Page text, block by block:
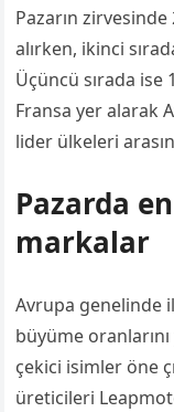
Pazarın
alırken, ikinci
Üçüncü sırada ise
Fransa yer alarak
lider ülkeleri
Pazarda
markalar
Avrupa genelinde
büyüme
çekici isimler öne
üreticileri